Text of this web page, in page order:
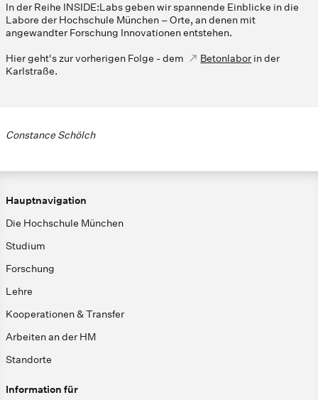
In der Reihe INSIDE:Labs geben wir spannende Einblicke in die
Labore der Hochschule München – Orte, an denen mit
angewandter Forschung Innovationen entstehen.
Hier geht's zur vorherigen Folge - dem
Betonlaborin der
Karlstraße.
Constance Schölch
Hauptnavigation
Die Hochschule München
Studium
Forschung
Lehre
Kooperationen & Transfer
Arbeiten an der HM
Standorte
Information für